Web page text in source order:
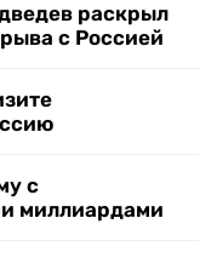
раскрыл
с Россией
с
миллиардами